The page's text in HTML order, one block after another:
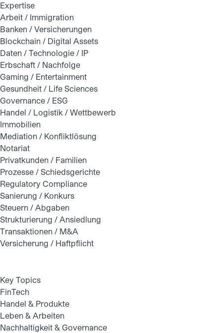
Expertise
Arbeit / Immigration
Banken / Versicherungen
Blockchain / Digital Assets
Daten / Technologie / IP
Erbschaft / Nachfolge
Gaming / Entertainment
Gesundheit / Life Sciences
Governance / ESG
Handel / Logistik / Wettbewerb
Immobilien
Mediation / Konfliktlösung
Notariat
Privatkunden / Familien
Prozesse / Schiedsgerichte
Regulatory Compliance
Sanierung / Konkurs
Steuern / Abgaben
Strukturierung / Ansiedlung
Transaktionen / M&A
Versicherung / Haftpflicht
Key Topics
FinTech
Handel & Produkte
Leben & Arbeiten
Nachhaltigkeit & Governance